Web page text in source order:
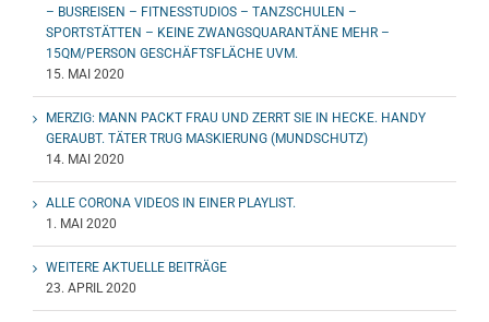
– BUSREISEN – FITNESSTUDIOS – TANZSCHULEN –
SPORTSTÄTTEN – KEINE ZWANGSQUARANTÄNE MEHR –
15QM/PERSON GESCHÄFTSFLÄCHE UVM.
15. MAI 2020
MERZIG: MANN PACKT FRAU UND ZERRT SIE IN HECKE. HANDY
GERAUBT. TÄTER TRUG MASKIERUNG (MUNDSCHUTZ)
14. MAI 2020
ALLE CORONA VIDEOS IN EINER PLAYLIST.
1. MAI 2020
WEITERE AKTUELLE BEITRÄGE
23. APRIL 2020